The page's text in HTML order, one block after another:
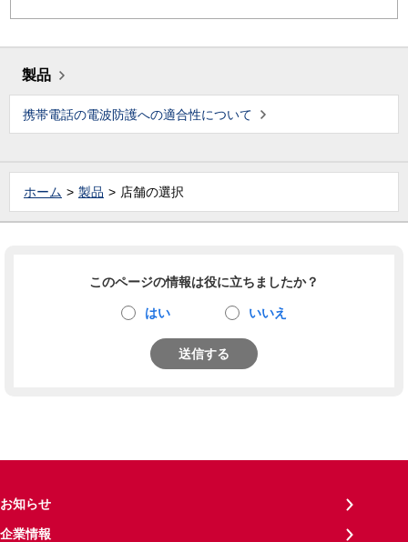
製品
携帯電話の電波防護への適合性について
ホーム 製品 店舗の選択
このページの情報は役に立ちましたか？
はい いいえ
送信する
お知らせ
企業情報